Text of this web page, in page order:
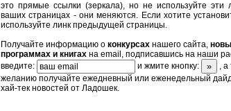
это прямые ссылки (зеркала), но не используйте эти
ваших страницах - они меняются. Если хотите
используйте линк предыдущей страницы.
Получайте информацию о конкурсах нашего сайта,
программах и книгах на email, подписавшись на наши
введите:
и жмите кнопку:
,
желанию получайте ежедневный или еженедельный
хай-тек новостей от Ладошек.